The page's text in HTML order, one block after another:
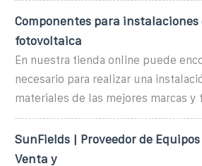
Componentes para instalaciones
fotovoltaica
En nuestra tienda online puede
necesario para realizar una
materiales de las mejores marcas y
SunFields | Proveedor de
Venta y